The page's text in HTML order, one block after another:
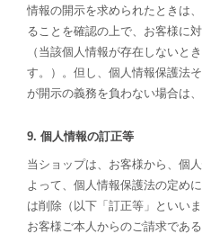
情報の開示を求められたときは
ることを確認の上で、お客様に
（当該個人情報が存在しないと
す。）。但し、個人情報保護法
が開示の義務を負わない場合は
9. 個人情報の訂正等
当ショップは、お客様から、個
よって、個人情報保護法の定め
は削除（以下「訂正等」といい
お客様ご本人からのご請求であ